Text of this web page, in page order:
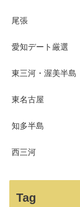
尾張
愛知デート厳選
東三河・渥美半島
東名古屋
知多半島
西三河
Tag